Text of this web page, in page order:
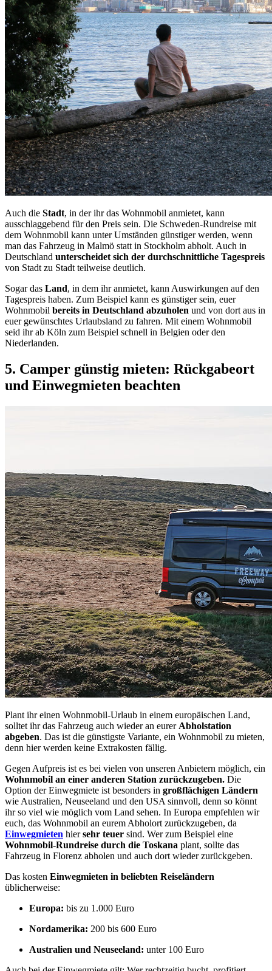
Auch die Stadt, in der ihr das Wohnmobil anmietet, kann
ausschlaggebend für den Preis sein. Die Schweden-Rundreise mit
dem Wohnmobil kann unter Umständen günstiger werden, wenn
man das Fahrzeug in Malmö statt in Stockholm abholt. Auch in
Deutschland unterscheidet sich der durchschnittliche Tagespreis
von Stadt zu Stadt teilweise deutlich.
Sogar das Land, in dem ihr anmietet, kann Auswirkungen auf den
Tagespreis haben. Zum Beispiel kann es günstiger sein, euer
Wohnmobil bereits in Deutschland abzuholen und von dort aus in
euer gewünschtes Urlaubsland zu fahren. Mit einem Wohnmobil
seid ihr ab Köln zum Beispiel schnell in Belgien oder den
Niederlanden.
5. Camper günstig mieten: Rückgabeort
und Einwegmieten beachten
Plant ihr einen Wohnmobil-Urlaub in einem europäischen Land,
solltet ihr das Fahrzeug auch wieder an eurer Abholstation
abgeben. Das ist die günstigste Variante, ein Wohnmobil zu mieten,
denn hier werden keine Extrakosten fällig.
Gegen Aufpreis ist es bei vielen von unseren Anbietern möglich, ein
Wohnmobil an einer anderen Station zurückzugeben. Die
Option der Einwegmiete ist besonders in großflächigen Ländern
wie Australien, Neuseeland und den USA sinnvoll, denn so könnt
ihr so viel wie möglich vom Land sehen. In Europa empfehlen wir
euch, das Wohnmobil an eurem Abholort zurückzugeben, da
Einwegmieten hiersehr teuer sind. Wer zum Beispiel eine
Wohnmobil-Rundreise durch die Toskana plant, sollte das
Fahrzeug in Florenz abholen und auch dort wieder zurückgeben.
Das kosten Einwegmieten in beliebten Reiseländern
üblicherweise:
Europa: bis zu 1.000 Euro
Nordamerika: 200 bis 600 Euro
Australien und Neuseeland: unter 100 Euro